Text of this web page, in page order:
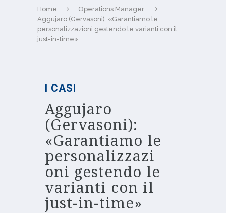
Home
Operations Manager
Aggujaro (Gervasoni): «Garantiamo le
personalizzazioni gestendo le varianti con il
just-in-time»
I CASI
Aggujaro
(Gervasoni):
«Garantiamo le
personalizzazi
oni gestendo le
varianti con il
just-in-time»